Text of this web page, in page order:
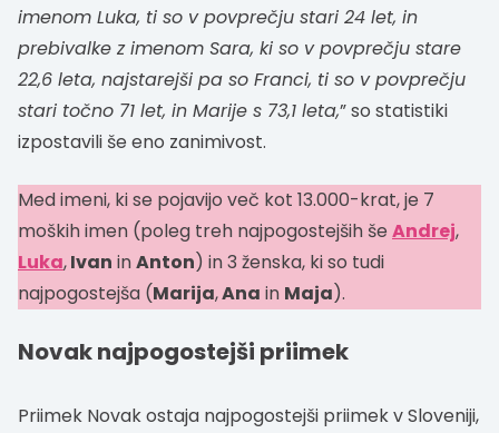
imenom Luka, ti so v povprečju stari 24 let, in
prebivalke z imenom Sara, ki so v povprečju stare
22,6 leta, najstarejši pa so Franci, ti so v povprečju
stari točno 71 let, in Marije s 73,1 leta,” so statistiki
izpostavili še eno zanimivost.
Med imeni, ki se pojavijo več kot 13.000-krat, je 7
moških imen (poleg treh najpogostejših še Andrej,
Luka,Ivan inAnton) in 3 ženska, ki so tudi
najpogostejša (Marija,Ana in Maja).
Novak najpogostejši priimek
Priimek Novak ostaja najpogostejši priimek v Sloveniji,